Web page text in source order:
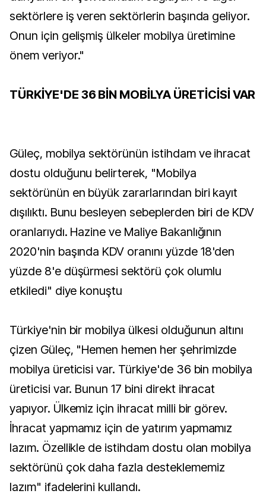
sektörlere iş veren sektörlerin başında geliyor.
Onun için gelişmiş ülkeler mobilya üretimine
önem veriyor."
TÜRKİYE'DE 36 BİN MOBİLYA ÜRETİCİSİ VAR
Güleç, mobilya sektörünün istihdam ve ihracat
dostu olduğunu belirterek, "Mobilya
sektörünün en büyük zararlarından biri kayıt
dışılıktı. Bunu besleyen sebeplerden biri de KDV
oranlarıydı. Hazine ve Maliye Bakanlığının
2020'nin başında KDV oranını yüzde 18'den
yüzde 8'e düşürmesi sektörü çok olumlu
etkiledi" diye konuştu
Türkiye'nin bir mobilya ülkesi olduğunun altını
çizen Güleç, "Hemen hemen her şehrimizde
mobilya üreticisi var. Türkiye'de 36 bin mobilya
üreticisi var. Bunun 17 bini direkt ihracat
yapıyor. Ülkemiz için ihracat milli bir görev.
İhracat yapmamız için de yatırım yapmamız
lazım. Özellikle de istihdam dostu olan mobilya
sektörünü çok daha fazla desteklememiz
lazım" ifadelerini kullandı.